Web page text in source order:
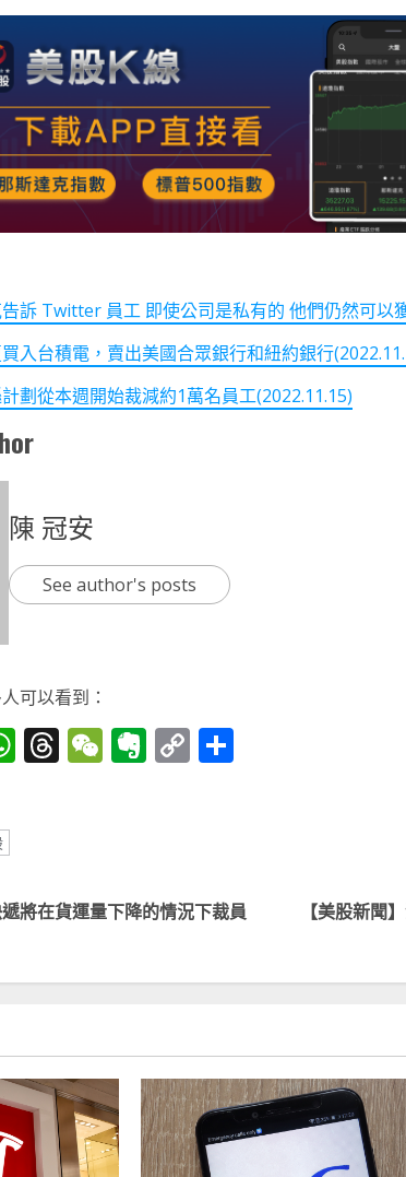
告訴 Twitter 員工 即使公司是私有的 他們仍然可以
買入台積電，賣出美國合眾銀行和紐約銀行
計劃從本週開始裁減約1萬名員工(2022.11.15)
陳 冠安
See author's posts
可以看到：
WhatsApp
Threads
WeChat
Evernote
Copy
遞將在貨運量下降的情況下裁員
【美股新聞